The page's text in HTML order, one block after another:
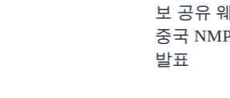
보 공유
중국
발표